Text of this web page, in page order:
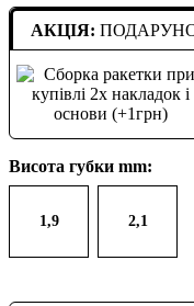
АКЦІЯ:
Висота губки mm:
1,9 2,1